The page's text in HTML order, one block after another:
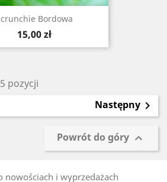
Bordowa
Cena
15,00 zł
pozycji
Następny 
Powrót do góry 
i wyprzedażach